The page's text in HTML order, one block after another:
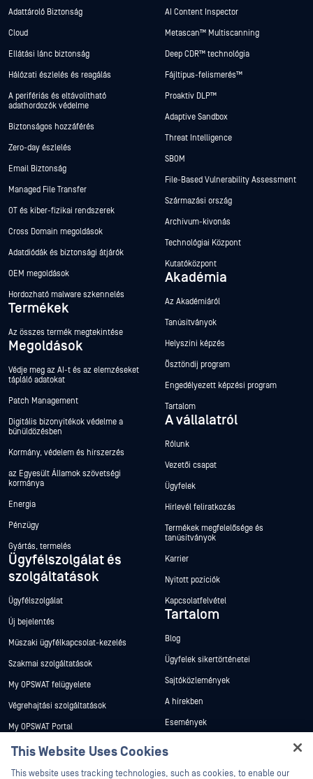
Adattároló Biztonság
Cloud
Ellátási lánc biztonság
Hálózati észlelés és reagálás
A perifériás és eltávolítható
adathordozók védelme
Biztonságos hozzáférés
Zero-day észlelés
Email Biztonság
Managed File Transfer
OT és kiber-fizikai rendszerek
Cross Domain megoldások
Adatdiódák és biztonsági átjárók
OEM megoldások
Hordozható malware szkennelés
Termékek
Az összes termék megtekintése
Megoldások
Védje meg az AI-t és az elemzéseket
tápláló adatokat
Patch Management
Digitális bizonyítékok védelme a
bűnüldözésben
Kormány, védelem és hírszerzés
az Egyesült Államok szövetségi
kormánya
Energia
Pénzügy
Gyártás, termelés
Ügyfélszolgálat és
szolgáltatások
Ügyfélszolgálat
Új bejelentés
Műszaki ügyfélkapcsolat-kezelés
Szakmai szolgáltatások
My OPSWAT felügyelete
Végrehajtási szolgáltatások
My OPSWAT Portal
Műszaki dokumentáció
Képzések
AI Content Inspector
Metascan™ Multiscanning
Deep CDR™ technológia
Fájltípus-felismerés™
Proaktív DLP™
Adaptive Sandbox
Threat Intelligence
SBOM
File-Based Vulnerability Assessment
Származási ország
Archívum-kivonás
Technológiai Központ
Kutatóközpont
Akadémia
Az Akadémiáról
Tanúsítványok
Helyszíni képzés
Ösztöndíj program
Engedélyezett képzési program
Tartalom
A vállalatról
Rólunk
Vezetői csapat
Ügyfelek
Hírlevél feliratkozás
Termékek megfelelősége és
tanúsítványok
Karrier
Nyitott pozíciók
Kapcsolatfelvétel
Tartalom
Blog
Ügyfelek sikertörténetei
Sajtóközlemények
A hírekben
Események
This Website Uses Cookies
This website uses tracking technologies, such as cookies, to enable our
Hey there!